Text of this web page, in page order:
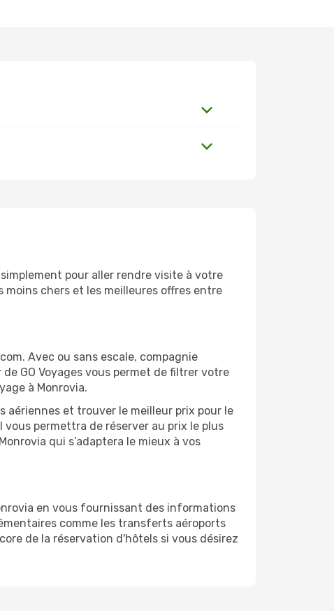
pour aller rendre visite à votre
moins chers et les meilleures offres entre
Avec ou sans escale, compagnie
GO Voyages vous permet de filtrer votre
à Monrovia.
aériennes et trouver le meilleur prix pour le
permettra de réserver au prix le plus
qui s’adaptera le mieux à vos
en vous fournissant des informations
comme les transferts aéroports
de la réservation d'hôtels si vous désirez